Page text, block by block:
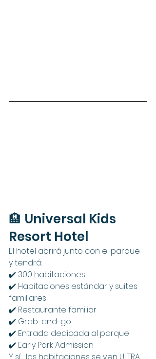
🏨 Universal Kids
Resort Hotel
El hotel abrirá junto con el parque
y tendrá:
✔️ 300 habitaciones
✔️ Habitaciones estándar y suites
familiares
✔️ Restaurante familiar
✔️ Grab-and-go
✔️ Entrada dedicada al parque
✔️ Early Park Admission
Y sí… las habitaciones se ven ULTRA